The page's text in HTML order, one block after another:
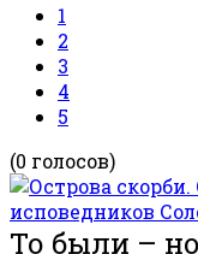
1
2
3
4
5
(0 голосов)
То были –